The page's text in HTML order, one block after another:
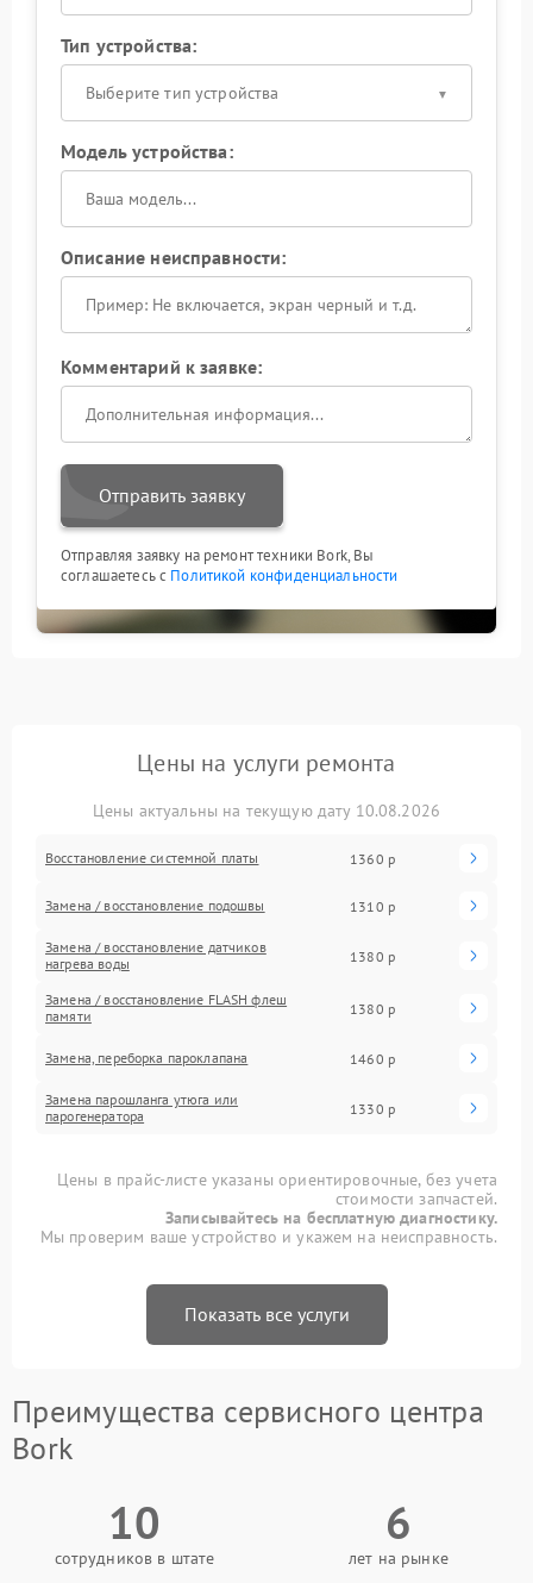
Тип устройства:
Выберите тип устройства
Модель устройства:
Описание неисправности:
Комментарий к заявке:
Отправить заявку
Отправляя заявку на ремонт техники Bork, Вы
соглашаетесь с Политикой конфиденциальности
Цены на услуги ремонта
Цены актуальны на текущую дату 10.08.2026
Восстановление системной платы 1360 р
Замена / восстановление подошвы 1310 р
Замена / восстановление датчиков
нагрева воды
1380 р
Замена / восстановление FLASH флеш
памяти
1380 р
Замена, переборка пароклапана 1460 р
Замена парошланга утюга или
парогенератора
1330 р
Цены в прайс-листе указаны ориентировочные, без учета
стоимости запчастей.
Записывайтесь на бесплатную диагностику.
Мы проверим ваше устройство и укажем на неисправность.
Показать все услуги
Преимущества сервисного центра
Bork
10
сотрудников в штате
6
лет на рынке